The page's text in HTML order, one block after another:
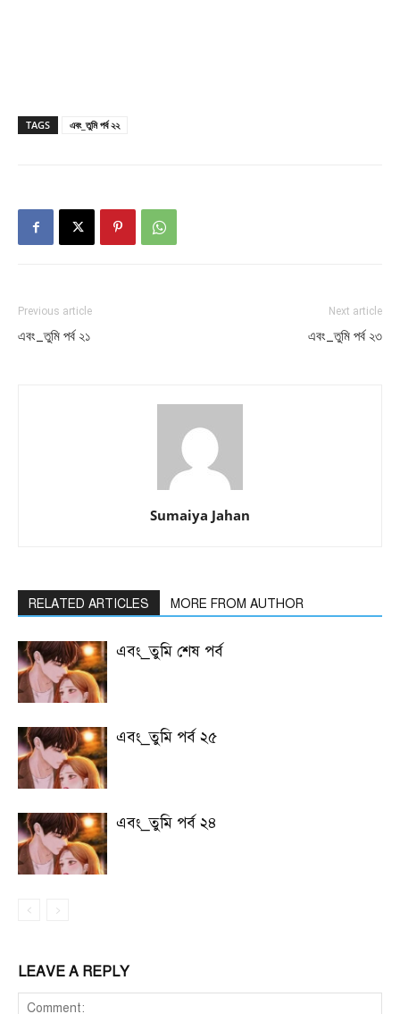
TAGS এবং_তুমি পর্ব ২২
Previous article
এবং_তুমি পর্ব ২১
Next article
এবং_তুমি পর্ব ২৩
Sumaiya Jahan
RELATED ARTICLES MORE FROM AUTHOR
এবং_তুমি শেষ পর্ব
এবং_তুমি পর্ব ২৫
এবং_তুমি পর্ব ২৪
LEAVE A REPLY